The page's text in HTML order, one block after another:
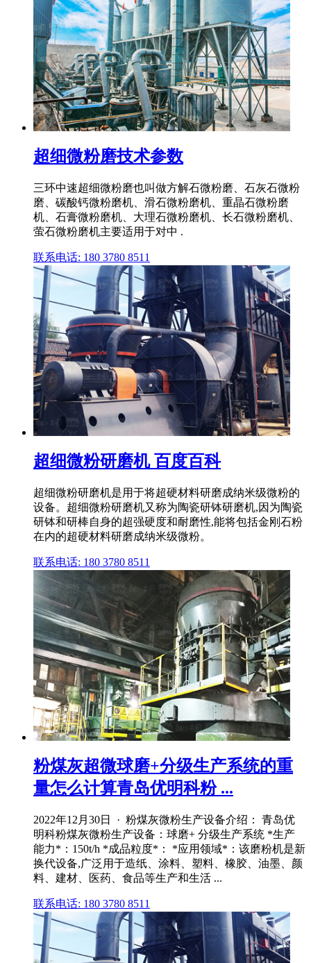
超细微粉磨技术参数
三环中速超细微粉磨也叫做方解石微粉磨、石灰石微粉
磨、碳酸钙微粉磨机、滑石微粉磨机、重晶石微粉磨
机、石膏微粉磨机、大理石微粉磨机、长石微粉磨机、
萤石微粉磨机主要适用于对中 .
联系电话: 180 3780 8511
超细微粉研磨机 百度百科
超细微粉研磨机是用于将超硬材料研磨成纳米级微粉的
设备。超细微粉研磨机又称为陶瓷研钵研磨机,因为陶瓷
研钵和研棒自身的超强硬度和耐磨性,能将包括金刚石粉
在内的超硬材料研磨成纳米级微粉。
联系电话: 180 3780 8511
粉煤灰超微球磨+分级生产系统的重
量怎么计算青岛优明科粉 ...
2022年12月30日 · 粉煤灰微粉生产设备介绍： 青岛优
明科粉煤灰微粉生产设备：球磨+ 分级生产系统 *生产
能力*：150t/h *成品粒度*： *应用领域*：该磨粉机是新
换代设备,广泛用于造纸、涂料、塑料、橡胶、油墨、颜
料、建材、医药、食品等生产和生活 ...
联系电话: 180 3780 8511